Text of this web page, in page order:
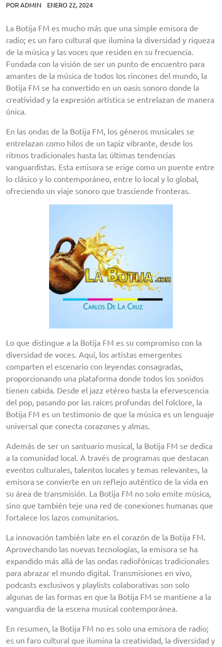
PORADMIN ENERO 22, 2024
La Botija FM es mucho más que una simple emisora de
radio; es un faro cultural que ilumina la diversidad y riqueza
de la música y las voces que residen en su frecuencia.
Fundada con la visión de ser un punto de encuentro para
amantes de la música de todos los rincones del mundo, la
Botija FM se ha convertido en un oasis sonoro donde la
creatividad y la expresión artística se entrelazan de manera
única.
En las ondas de la Botija FM, los géneros musicales se
entrelazan como hilos de un tapiz vibrante, desde los
ritmos tradicionales hasta las últimas tendencias
vanguardistas. Esta emisora se erige como un puente entre
lo clásico y lo contemporáneo, entre lo local y lo global,
ofreciendo un viaje sonoro que trasciende fronteras.
Lo que distingue a la Botija FM es su compromiso con la
diversidad de voces. Aquí, los artistas emergentes
comparten el escenario con leyendas consagradas,
proporcionando una plataforma donde todos los sonidos
tienen cabida. Desde el jazz etéreo hasta la efervescencia
del pop, pasando por las raíces profundas del folclore, la
Botija FM es un testimonio de que la música es un lenguaje
universal que conecta corazones y almas.
Además de ser un santuario musical, la Botija FM se dedica
a la comunidad local. A través de programas que destacan
eventos culturales, talentos locales y temas relevantes, la
emisora se convierte en un reflejo auténtico de la vida en
su área de transmisión. La Botija FM no solo emite música,
sino que también teje una red de conexiones humanas que
fortalece los lazos comunitarios.
La innovación también late en el corazón de la Botija FM.
Aprovechando las nuevas tecnologías, la emisora se ha
expandido más allá de las ondas radiofónicas tradicionales
para abrazar el mundo digital. Transmisiones en vivo,
podcasts exclusivos y playlists colaborativas son solo
algunas de las formas en que la Botija FM se mantiene a la
vanguardia de la escena musical contemporánea.
En resumen, la Botija FM no es solo una emisora de radio;
es un faro cultural que ilumina la creatividad, la diversidad y